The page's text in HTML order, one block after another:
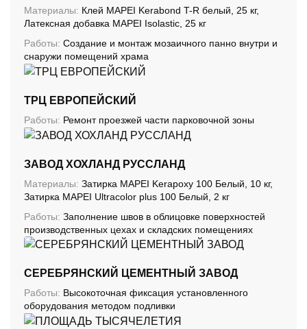
Материалы: Клей MAPEI Kerabond T-R белый, 25 кг,
Латексная добавка MAPEI Isolastic, 25 кг
Работы: Создание и монтаж мозаичного панно внутри и
снаружи помещений храма
ТРЦ ЕВРОПЕЙСКИЙ
Работы: Ремонт проезжей части парковочной зоны
ЗАВОД ХОХЛАНД РУССЛАНД
Материалы: Затирка MAPEI Kerapoxy 100 Белый, 10 кг,
Затирка MAPEI Ultracolor plus 100 Белый, 2 кг
Работы: Заполнение швов в облицовке поверхностей
производственных цехах и складских помещениях
СЕРЕБРЯНСКИЙ ЦЕМЕНТНЫЙ ЗАВОД
Работы: Высокоточная фиксация установленного
оборудования методом подливки